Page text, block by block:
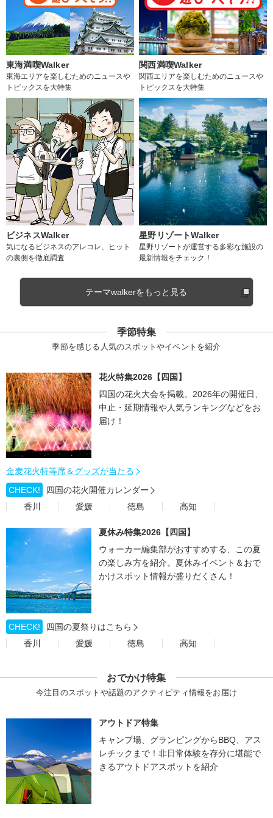
東海満喫Walker
東海エリアを楽しむためのニュースや
トピックスを大特集
関西満喫Walker
関西エリアを楽しむためのニュースや
トピックスを大特集
ビジネスWalker
気になるビジネスのアレコレ、ヒット
の裏側を徹底調査
星野リゾートWalker
星野リゾートが運営する多彩な施設の
最新情報をチェック！
テーマwalkerをもっと見る
季節特集
季節を感じる人気のスポットやイベントを紹介
花火特集2026【四国】
四国の花火大会を掲載。2026年の開催日、
中止・延期情報や人気ランキングなどをお
届け！
金麦花火特等席＆グッズが当たる
CHECK!
四国の花火開催カレンダー
香川
愛媛 徳島 高知
夏休み特集2026【四国】
ウォーカー編集部がおすすめする、この夏
の楽しみ方を紹介。夏休みイベント＆おで
かけスポット情報が盛りだくさん！
CHECK!
四国の夏祭りはこちら
香川
愛媛 徳島 高知
おでかけ特集
今注目のスポットや話題のアクティビティ情報をお届け
アウトドア特集
キャンプ場、グランピングからBBQ、アス
レチックまで！非日常体験を存分に堪能で
きるアウトドアスポットを紹介